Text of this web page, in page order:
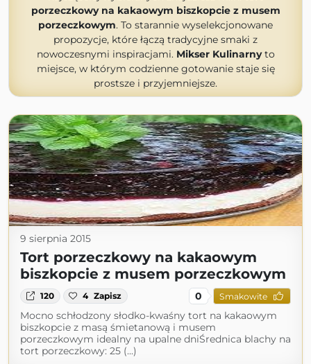
porzeczkowy na kakaowym biszkopcie z musem
porzeczkowym. To starannie wyselekcjonowane
propozycje, które łączą tradycyjne smaki z
nowoczesnymi inspiracjami. Mikser Kulinarnyto
miejsce, w którym codzienne gotowanie staje się
prostsze i przyjemniejsze.
9 sierpnia 2015
Tort porzeczkowy na kakaowym
biszkopcie z musem porzeczkowym
120 4 Zapisz 0 Smakowite
Mocno schłodzony słodko-kwaśny tort na kakaowym
biszkopcie z masą śmietanową i musem
porzeczkowym idealny na upalne dniŚrednica blachy na
tort porzeczkowy: 25 (...)